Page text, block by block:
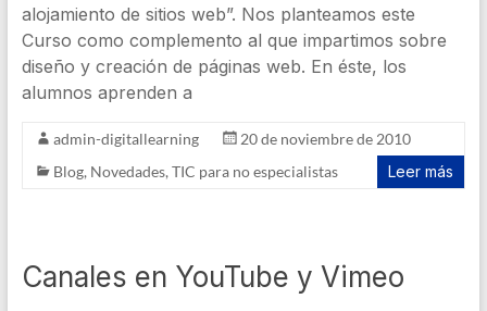
alojamiento de sitios web”. Nos planteamos este
Curso como complemento al que impartimos sobre
diseño y creación de páginas web. En éste, los
alumnos aprenden a
admin-digitallearning
20 de noviembre de 2010
Blog, Novedades, TIC para no especialistas Leer más
Canales en YouTube y Vimeo